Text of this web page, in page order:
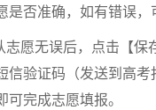
是否准确，如有错误，
志愿无误后，点击【保
信验证码（发送到高
可完成志愿填报。